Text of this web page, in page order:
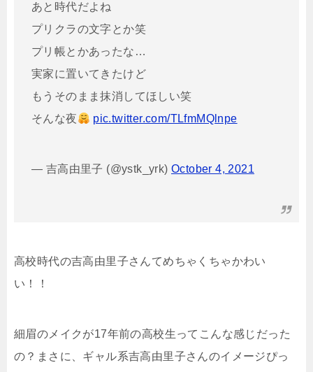
あと時代だよね
プリクラの文字とか笑
プリ帳とかあったな…
実家に置いてきたけど
もうそのまま抹消してほしい笑
そんな夜
pic.twitter.com/TLfmMQlnpe
— 吉高由里子 (@ystk_yrk)October 4, 2021
高校時代の吉高由里子さんてめちゃくちゃかわい
い！！
細眉のメイクが17年前の高校生ってこんな感じだった
の？まさに、ギャル系吉高由里子さんのイメージぴっ